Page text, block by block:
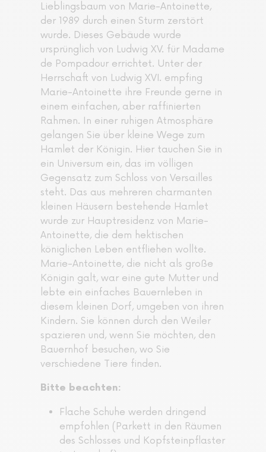
Lieblingsbaum von Marie-Antoinette,
der 1989 durch einen Sturm zerstört
wurde. Dieses Gebäude wurde
ursprünglich von Ludwig XV. für Madame
de Pompadour errichtet. Unter der
Herrschaft von Ludwig XVI. empfing
Marie-Antoinette ihre Freunde gerne in
einem einfachen, aber raffinierten
Rahmen. In einer ruhigen Atmosphäre
gelangen Sie über kleine Wege zum
Hamlet der Königin. Hier tauchen Sie in
ein Universum ein, das im völligen
Gegensatz zum Schloss von Versailles
steht. Das aus mehreren charmanten
kleinen Häusern bestehende Hamlet
wurde zur Hauptresidenz von Marie-
Antoinette, die dem hektischen
königlichen Leben entfliehen wollte.
Marie-Antoinette, die nicht als große
Königin galt, war eine gute Mutter und
lebte ein einfaches Bauernleben in
diesem kleinen Dorf, umgeben von ihren
Kindern. Sie können durch den Weiler
spazieren und, wenn Sie möchten, den
Bauernhof besuchen, wo Sie
verschiedene Tiere finden.
Bitte beachten:
Flache Schuhe werden dringend
empfohlen (Parkett in den Räumen
des Schlosses und Kopfsteinpflaster